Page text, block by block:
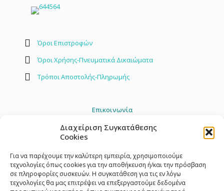
Διαχείριση Συγκατάθεσης
Cookies
Για να παρέχουμε την καλύτερη εμπειρία, χρησιμοποιούμε
τεχνολογίες όπως cookies για την αποθήκευση ή/και την πρόσβαση
σε πληροφορίες συσκευών. Η συγκατάθεση για τις εν λόγω
τεχνολογίες θα μας επιτρέψει να επεξεργαστούμε δεδομένα
Όροι Επιστροφών
Όροι Χρήσης-Πνευματικά Δικαιώματα
Τρόποι Αποστολής-Πληρωμής
Επικοινωνία
2842 408030